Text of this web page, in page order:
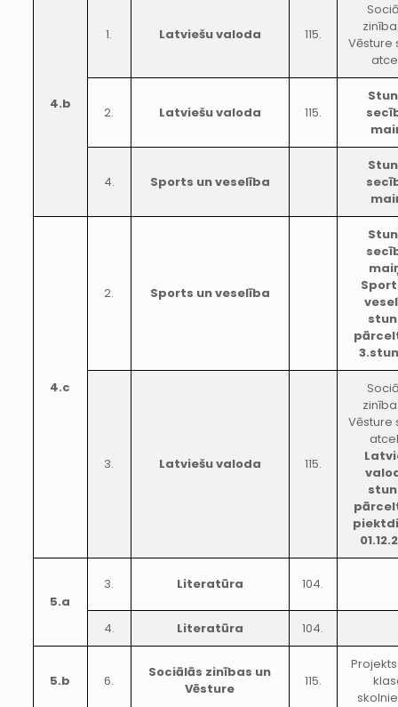
4.b
1. Latviešu valoda 115.
Vēsture
2. Latviešu valoda 115.
4. Sports un veselība
4.c
2. Sports un veselība
3. Latviešu valoda 115.
Vēsture
5.a
3. Literatūra 104.
4. Literatūra 104.
5.b 6.
Sociālās zinības un
Vēsture
115.
Projekts